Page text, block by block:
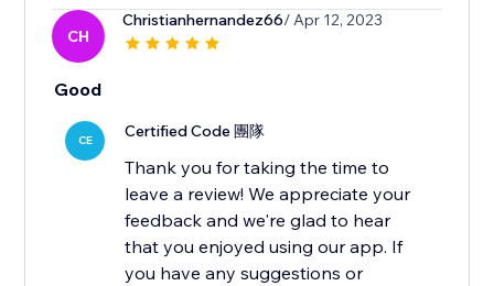
CH
Christianhernandez66/ Apr 12, 2023
Good
CE Certified Code 團隊
Thank you for taking the time to
leave a review! We appreciate your
feedback and we're glad to hear
that you enjoyed using our app. If
you have any suggestions or